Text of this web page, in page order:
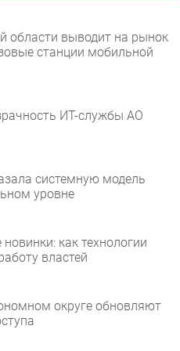
области выводит на рынок
станции мобильной
ИТ-службы АО
системную модель
уровне
как технологии
властей
округе обновляют